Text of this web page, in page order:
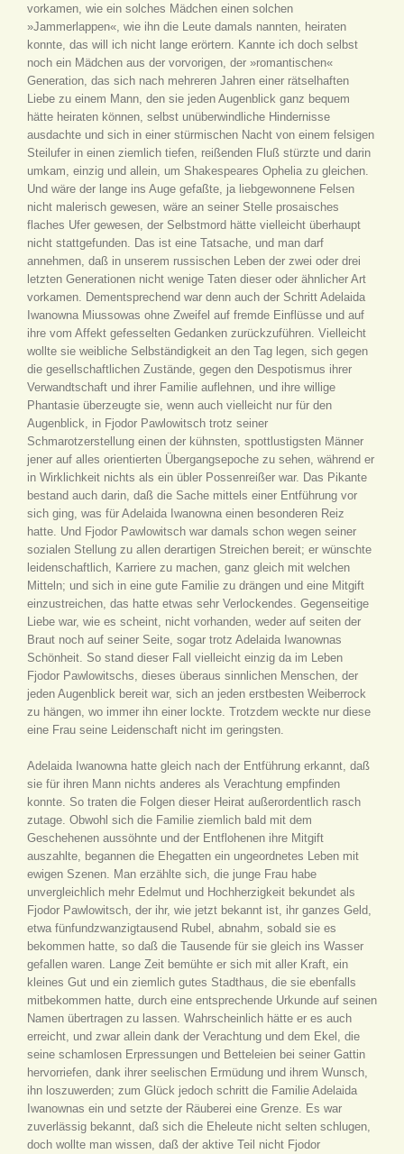
vorkamen, wie ein solches Mädchen einen solchen
»Jammerlappen«, wie ihn die Leute damals nannten, heiraten
konnte, das will ich nicht lange erörtern. Kannte ich doch selbst
noch ein Mädchen aus der vorvorigen, der »romantischen«
Generation, das sich nach mehreren Jahren einer rätselhaften
Liebe zu einem Mann, den sie jeden Augenblick ganz bequem
hätte heiraten können, selbst unüberwindliche Hindernisse
ausdachte und sich in einer stürmischen Nacht von einem felsigen
Steilufer in einen ziemlich tiefen, reißenden Fluß stürzte und darin
umkam, einzig und allein, um Shakespeares Ophelia zu gleichen.
Und wäre der lange ins Auge gefaßte, ja liebgewonnene Felsen
nicht malerisch gewesen, wäre an seiner Stelle prosaisches
flaches Ufer gewesen, der Selbstmord hätte vielleicht überhaupt
nicht stattgefunden. Das ist eine Tatsache, und man darf
annehmen, daß in unserem russischen Leben der zwei oder drei
letzten Generationen nicht wenige Taten dieser oder ähnlicher Art
vorkamen. Dementsprechend war denn auch der Schritt Adelaida
Iwanowna Miussowas ohne Zweifel auf fremde Einflüsse und auf
ihre vom Affekt gefesselten Gedanken zurückzuführen. Vielleicht
wollte sie weibliche Selbständigkeit an den Tag legen, sich gegen
die gesellschaftlichen Zustände, gegen den Despotismus ihrer
Verwandtschaft und ihrer Familie auflehnen, und ihre willige
Phantasie überzeugte sie, wenn auch vielleicht nur für den
Augenblick, in Fjodor Pawlowitsch trotz seiner
Schmarotzerstellung einen der kühnsten, spottlustigsten Männer
jener auf alles orientierten Übergangsepoche zu sehen, während er
in Wirklichkeit nichts als ein übler Possenreißer war. Das Pikante
bestand auch darin, daß die Sache mittels einer Entführung vor
sich ging, was für Adelaida Iwanowna einen besonderen Reiz
hatte. Und Fjodor Pawlowitsch war damals schon wegen seiner
sozialen Stellung zu allen derartigen Streichen bereit; er wünschte
leidenschaftlich, Karriere zu machen, ganz gleich mit welchen
Mitteln; und sich in eine gute Familie zu drängen und eine Mitgift
einzustreichen, das hatte etwas sehr Verlockendes. Gegenseitige
Liebe war, wie es scheint, nicht vorhanden, weder auf seiten der
Braut noch auf seiner Seite, sogar trotz Adelaida Iwanownas
Schönheit. So stand dieser Fall vielleicht einzig da im Leben
Fjodor Pawlowitschs, dieses überaus sinnlichen Menschen, der
jeden Augenblick bereit war, sich an jeden erstbesten Weiberrock
zu hängen, wo immer ihn einer lockte. Trotzdem weckte nur diese
eine Frau seine Leidenschaft nicht im geringsten.
Adelaida Iwanowna hatte gleich nach der Entführung erkannt, daß
sie für ihren Mann nichts anderes als Verachtung empfinden
konnte. So traten die Folgen dieser Heirat außerordentlich rasch
zutage. Obwohl sich die Familie ziemlich bald mit dem
Geschehenen aussöhnte und der Entflohenen ihre Mitgift
auszahlte, begannen die Ehegatten ein ungeordnetes Leben mit
ewigen Szenen. Man erzählte sich, die junge Frau habe
unvergleichlich mehr Edelmut und Hochherzigkeit bekundet als
Fjodor Pawlowitsch, der ihr, wie jetzt bekannt ist, ihr ganzes Geld,
etwa fünfundzwanzigtausend Rubel, abnahm, sobald sie es
bekommen hatte, so daß die Tausende für sie gleich ins Wasser
gefallen waren. Lange Zeit bemühte er sich mit aller Kraft, ein
kleines Gut und ein ziemlich gutes Stadthaus, die sie ebenfalls
mitbekommen hatte, durch eine entsprechende Urkunde auf seinen
Namen übertragen zu lassen. Wahrscheinlich hätte er es auch
erreicht, und zwar allein dank der Verachtung und dem Ekel, die
seine schamlosen Erpressungen und Betteleien bei seiner Gattin
hervorriefen, dank ihrer seelischen Ermüdung und ihrem Wunsch,
ihn loszuwerden; zum Glück jedoch schritt die Familie Adelaida
Iwanownas ein und setzte der Räuberei eine Grenze. Es war
zuverlässig bekannt, daß sich die Eheleute nicht selten schlugen,
doch wollte man wissen, daß der aktive Teil nicht Fjodor